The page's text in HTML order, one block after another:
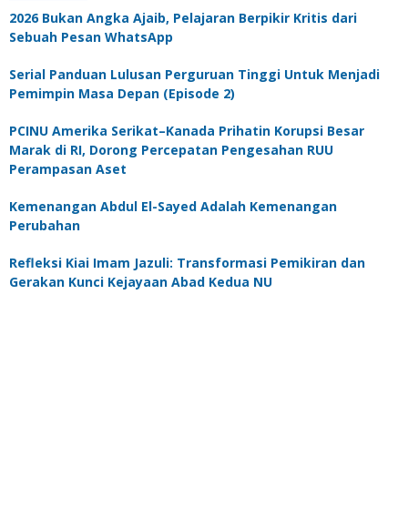
2026 Bukan Angka Ajaib, Pelajaran Berpikir Kritis dari
Sebuah Pesan WhatsApp
Serial Panduan Lulusan Perguruan Tinggi Untuk Menjadi
Pemimpin Masa Depan (Episode 2)
PCINU Amerika Serikat–Kanada Prihatin Korupsi Besar
Marak di RI, Dorong Percepatan Pengesahan RUU
Perampasan Aset
Kemenangan Abdul El-Sayed Adalah Kemenangan
Perubahan
Refleksi Kiai Imam Jazuli: Transformasi Pemikiran dan
Gerakan Kunci Kejayaan Abad Kedua NU